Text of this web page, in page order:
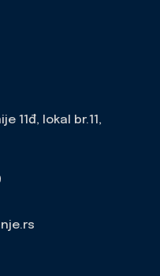
11đ, lokal br.11,